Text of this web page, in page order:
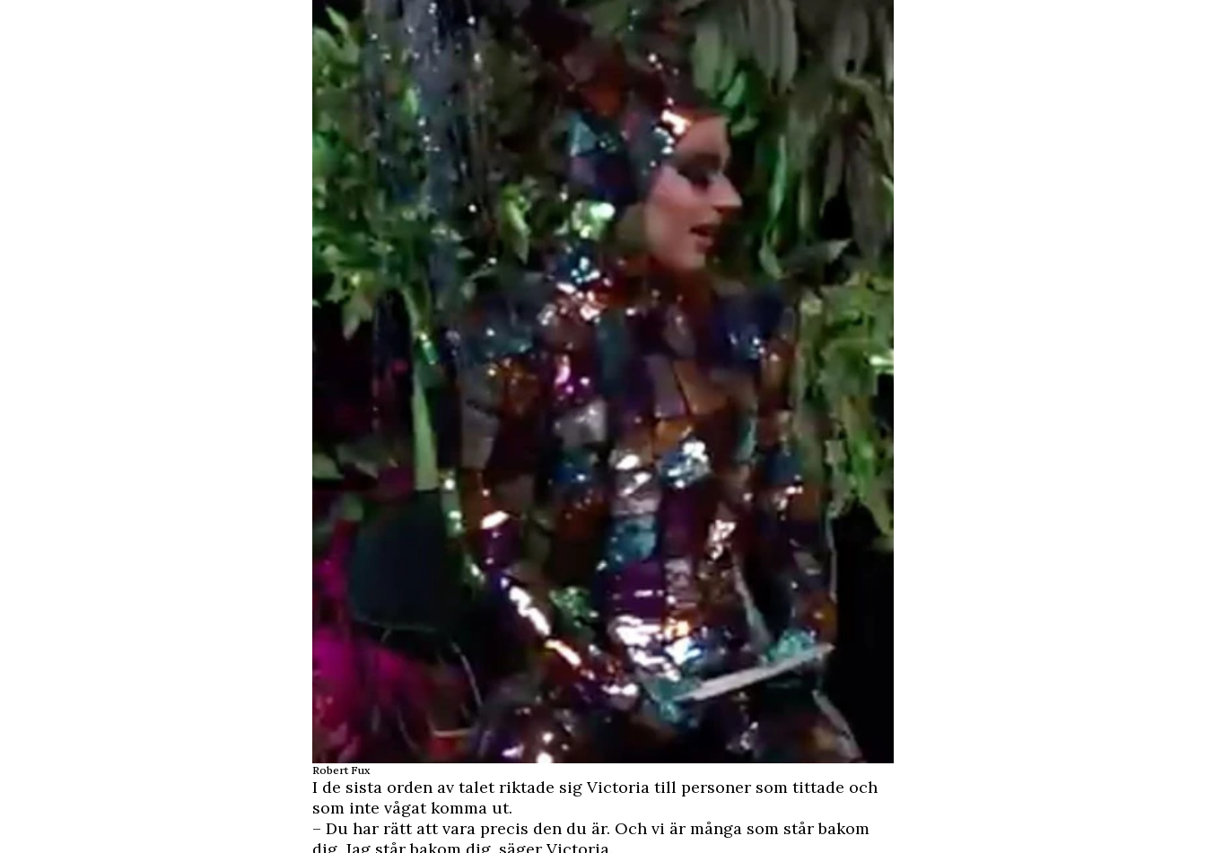
Robert Fux
I de sista orden av talet riktade sig Victoria till personer som tittade och
som inte vågat komma ut.
– Du har rätt att vara precis den du är. Och vi är många som står bakom